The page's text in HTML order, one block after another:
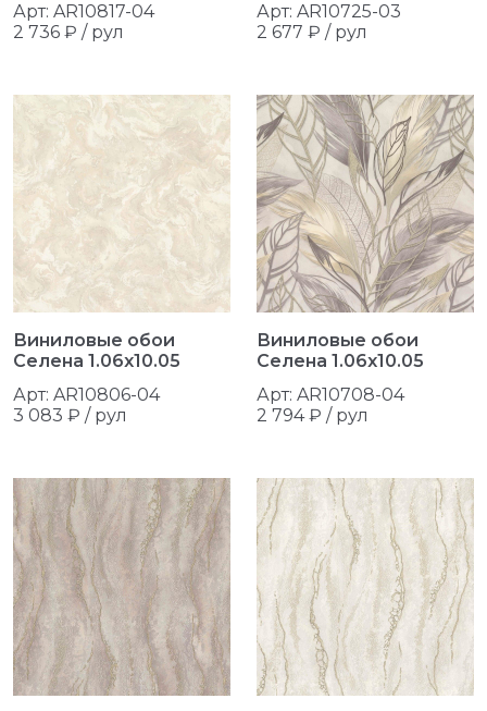
Арт: AR10817-04
2 736 ₽ / рул
Арт: AR10725-03
2 677 ₽ / рул
Виниловые обои
Селена 1.06x10.05
Арт: AR10806-04
3 083 ₽ / рул
Виниловые обои
Селена 1.06x10.05
Арт: AR10708-04
2 794 ₽ / рул